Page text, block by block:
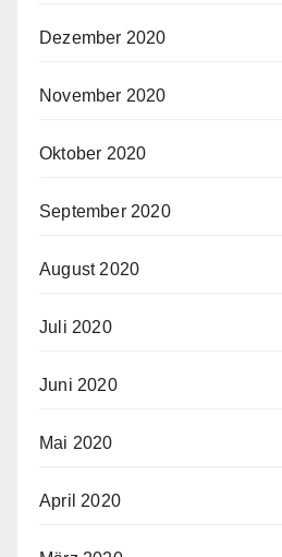
Dezember 2020
November 2020
Oktober 2020
September 2020
August 2020
Juli 2020
Juni 2020
Mai 2020
April 2020